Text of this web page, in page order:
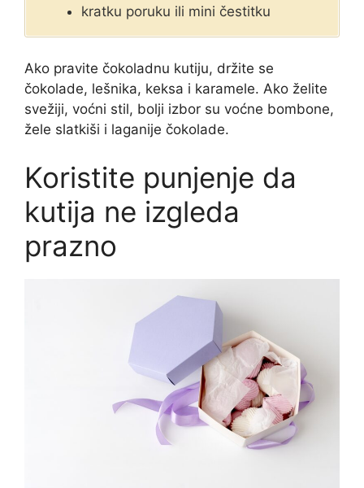
kratku poruku ili mini čestitku
Ako pravite čokoladnu kutiju, držite se
čokolade, lešnika, keksa i karamele. Ako želite
svežiji, voćni stil, bolji izbor su voćne bombone,
žele slatkiši i laganije čokolade.
Koristite punjenje da
kutija ne izgleda
prazno